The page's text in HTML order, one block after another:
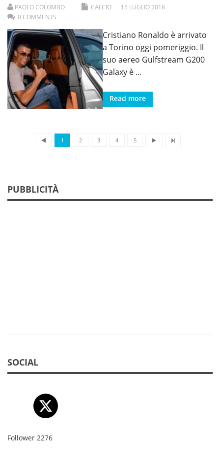
PAOLO COLOMBO CALCIO 15 LUGLIO2018
0 COMMENTS
Cristiano Ronaldo è arrivato
a Torino oggi pomeriggio. Il
suo aereo Gulfstream G200
Galaxy è ...
Read more
1 2 3 4 5
PUBBLICITÀ
SOCIAL
Follower 2276